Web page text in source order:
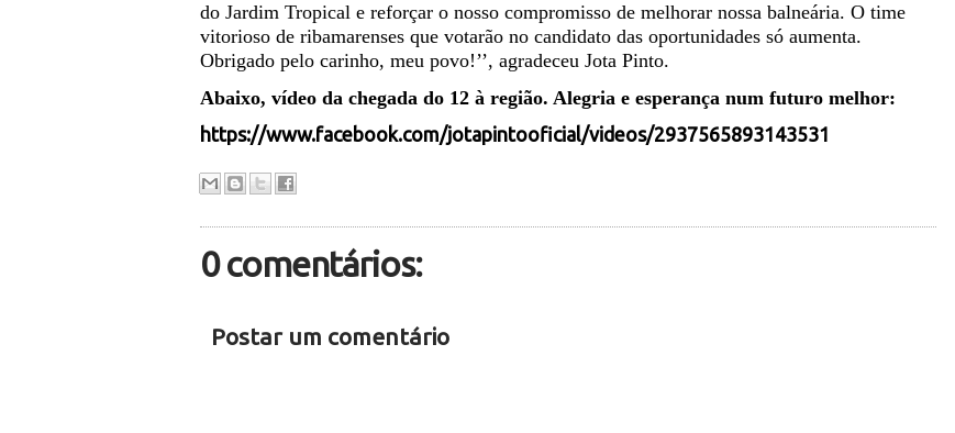
do Jardim Tropical e reforçar o nosso compromisso de melhorar nossa balneária. O time
vitorioso de ribamarenses que votarão no candidato das oportunidades só aumenta.
Obrigado pelo carinho, meu povo!’’, agradeceu Jota Pinto.
Abaixo, vídeo da chegada do 12 à região. Alegria e esperança num futuro melhor:
https://www.facebook.com/jotapintooficial/videos/2937565893143531
0 comentários:
Postar um comentário